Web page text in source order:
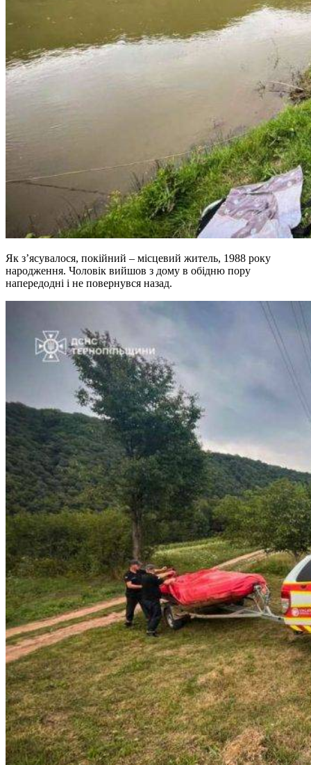
Як з’ясувалося, покійний – місцевий житель, 1988 року
народження. Чоловік вийшов з дому в обідню пору
напередодні і не повернувся назад.